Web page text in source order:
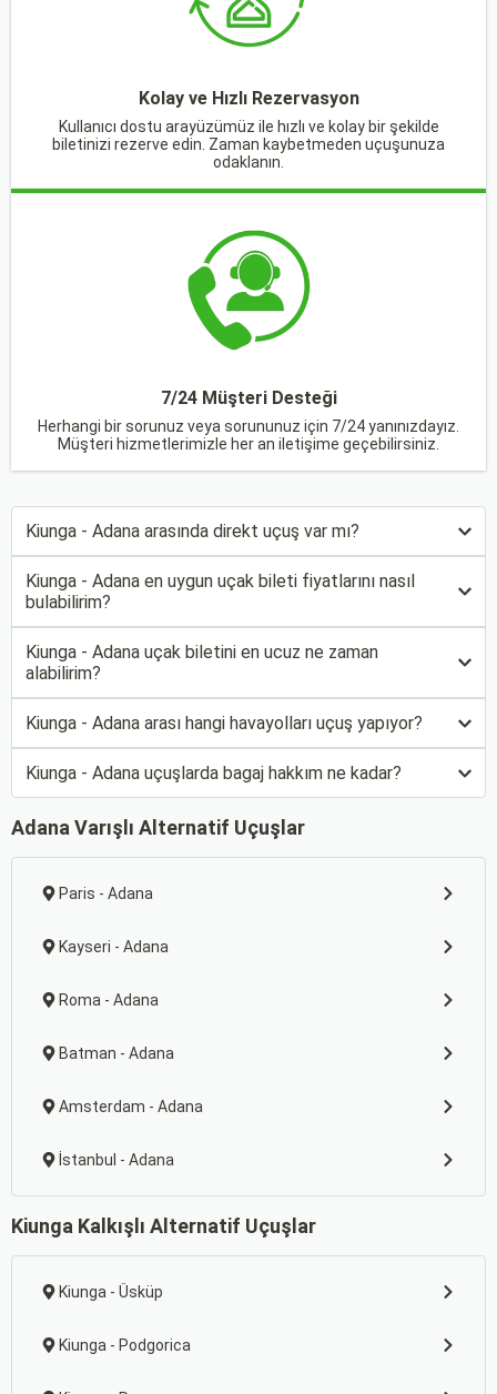
Kolay ve Hızlı Rezervasyon
Kullanıcı dostu arayüzümüz ile hızlı ve kolay bir şekilde
biletinizi rezerve edin. Zaman kaybetmeden uçuşunuza
odaklanın.
7/24 Müşteri Desteği
Herhangi bir sorunuz veya sorununuz için 7/24 yanınızdayız.
Müşteri hizmetlerimizle her an iletişime geçebilirsiniz.
Kiunga - Adana arasında direkt uçuş var mı?
Kiunga - Adana en uygun uçak bileti fiyatlarını nasıl
bulabilirim?
Kiunga - Adana uçak biletini en ucuz ne zaman
alabilirim?
Kiunga - Adana arası hangi havayolları uçuş yapıyor?
Kiunga - Adana uçuşlarda bagaj hakkım ne kadar?
Adana Varışlı Alternatif Uçuşlar
Paris - Adana
Kayseri - Adana
Roma - Adana
Batman - Adana
Amsterdam - Adana
İstanbul - Adana
Kiunga Kalkışlı Alternatif Uçuşlar
Kiunga - Üsküp
Kiunga - Podgorica